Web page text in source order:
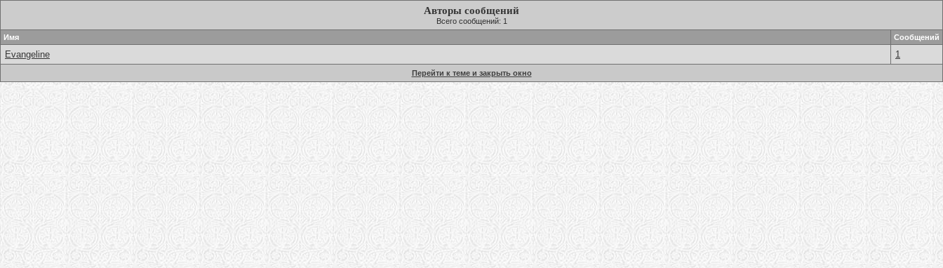
Авторы сообщений
Всего сообщений: 1
Имя
Сообщений
Evangeline 1
Перейти к теме и закрыть окно